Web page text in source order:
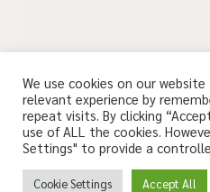
We use cookies on our
relevant experience by
repeat visits. By clicking
use of ALL the cookies.
Settings" to provide a
Cookie Settings Accept All